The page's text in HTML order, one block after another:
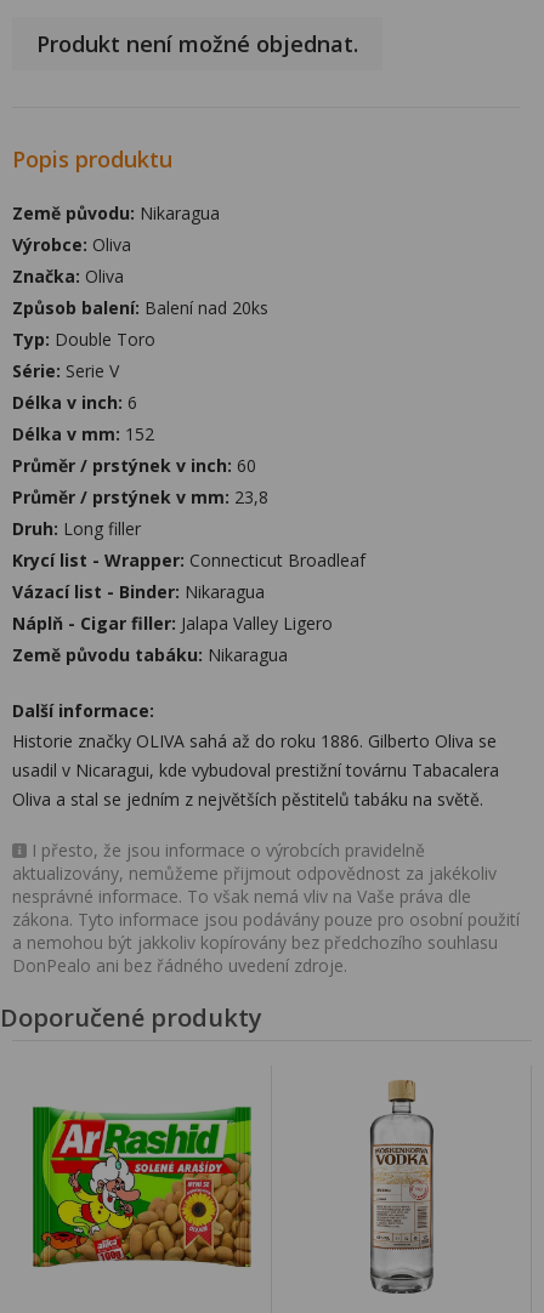
Produkt není možné objednat.
Popis produktu
Země původu: Nikaragua
Výrobce: Oliva
Značka: Oliva
Způsob balení: Balení nad 20ks
Typ: Double Toro
Série: Serie V
Délka v inch: 6
Délka v mm: 152
Průměr / prstýnek v inch: 60
Průměr / prstýnek v mm: 23,8
Druh: Long filler
Krycí list - Wrapper: Connecticut Broadleaf
Vázací list - Binder: Nikaragua
Náplň - Cigar filler: Jalapa Valley Ligero
Země původu tabáku: Nikaragua
Další informace:
Historie značky OLIVA sahá až do roku 1886. Gilberto Oliva se
usadil v Nicaragui, kde vybudoval prestižní továrnu Tabacalera
Oliva a stal se jedním z největších pěstitelů tabáku na světě.
I přesto, že jsou informace o výrobcích pravidelně
aktualizovány, nemůžeme přijmout odpovědnost za jakékoliv
nesprávné informace. To však nemá vliv na Vaše práva dle
zákona. Tyto informace jsou podávány pouze pro osobní použití
a nemohou být jakkoliv kopírovány bez předchozího souhlasu
DonPealo ani bez řádného uvedení zdroje.
Doporučené produkty